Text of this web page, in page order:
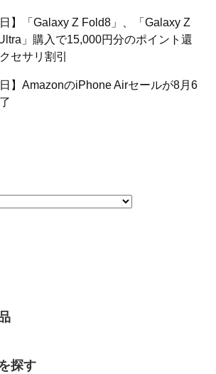
日】「Galaxy Z Fold8」、「Galaxy Z
」購入で15,000円分のポイント還
セサリ割引
日】AmazonのiPhone Airセールが8月6
探す